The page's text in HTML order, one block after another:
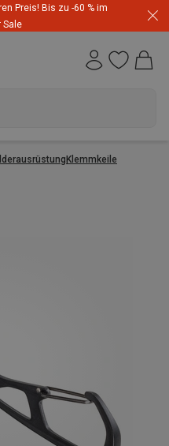
Preis! Bis zu -60 % im
Sale
Klemmkeile